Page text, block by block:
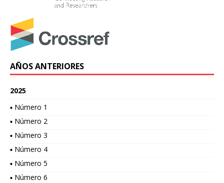
AÑOS ANTERIORES
2025
▪ Número 1
▪ Número 2
▪ Número 3
▪ Número 4
▪ Número 5
▪ Número 6